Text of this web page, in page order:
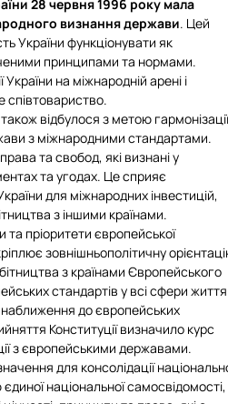
28 червня 1996 року мала
визнання держави. Цей
України функціонувати як
принципами та нормами.
на міжнародній арені і
співтовариство.
відбулося з метою гармонізації
з міжнародними стандартами.
та свобод, які визнані у
та угодах. Це сприяє
для міжнародних інвестицій,
з іншими країнами.
та пріоритети європейської
зовнішньополітичну
з країнами Європейського
стандартів у всі сфери життя
до європейських
Конституції визначило курс
з європейськими державами.
для консолідації
національної самосвідомості,